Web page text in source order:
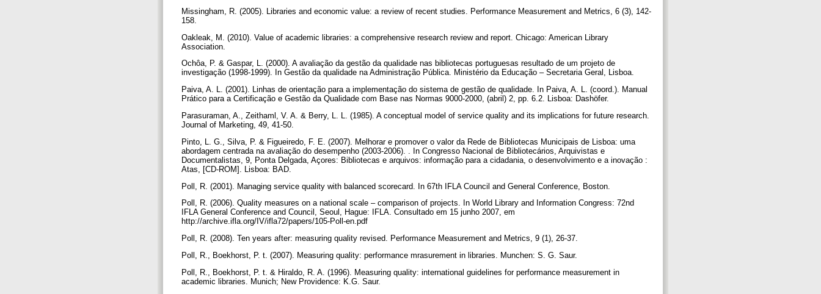
Missingham, R. (2005). Libraries and economic value: a review of recent studies. Performance Measurement and Metrics, 6 (3), 142-
158.
Oakleak, M. (2010). Value of academic libraries: a comprehensive research review and report. Chicago: American Library
Association.
Ochôa, P. & Gaspar, L. (2000). A avaliação da gestão da qualidade nas bibliotecas portuguesas resultado de um projeto de
investigação (1998-1999). In Gestão da qualidade na Administração Pública. Ministério da Educação – Secretaria Geral, Lisboa.
Paiva, A. L. (2001). Linhas de orientação para a implementação do sistema de gestão de qualidade. In Paiva, A. L. (coord.). Manual
Prático para a Certificação e Gestão da Qualidade com Base nas Normas 9000-2000, (abril) 2, pp. 6.2. Lisboa: Dashöfer.
Parasuraman, A., Zeithaml, V. A. & Berry, L. L. (1985). A conceptual model of service quality and its implications for future research.
Journal of Marketing, 49, 41-50.
Pinto, L. G., Silva, P. & Figueiredo, F. E. (2007). Melhorar e promover o valor da Rede de Bibliotecas Municipais de Lisboa: uma
abordagem centrada na avaliação do desempenho (2003-2006). . In Congresso Nacional de Bibliotecários, Arquivistas e
Documentalistas, 9, Ponta Delgada, Açores: Bibliotecas e arquivos: informação para a cidadania, o desenvolvimento e a inovação :
Atas, [CD-ROM]. Lisboa: BAD.
Poll, R. (2001). Managing service quality with balanced scorecard. In 67th IFLA Council and General Conference, Boston.
Poll, R. (2006). Quality measures on a national scale – comparison of projects. In World Library and Information Congress: 72nd
IFLA General Conference and Council, Seoul, Hague: IFLA. Consultado em 15 junho 2007, em
http://archive.ifla.org/IV/ifla72/papers/105-Poll-en.pdf
Poll, R. (2008). Ten years after: measuring quality revised. Performance Measurement and Metrics, 9 (1), 26-37.
Poll, R., Boekhorst, P. t. (2007). Measuring quality: performance mrasurement in libraries. Munchen: S. G. Saur.
Poll, R., Boekhorst, P. t. & Hiraldo, R. A. (1996). Measuring quality: international guidelines for performance measurement in
academic libraries. Munich; New Providence: K.G. Saur.